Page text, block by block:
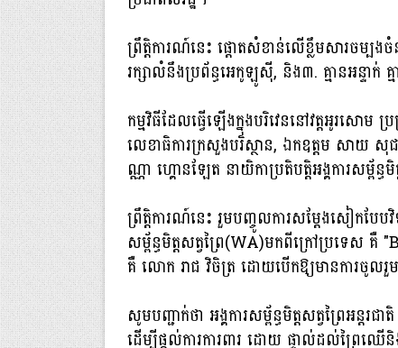
ព្រឹត្តិការណ៍នេះ ផ្តោតសំខាន់លើខ្លឹមសារចម្ប
រក្សាលំនឹងប្រព័ន្ធអេកូឡូស៊ី, និង៣. គ្មានអន្ទាក់ គ្
កម្មវិធីដែលធ្វើឡើងក្នុងបរិវេននៅវត្តអូរសោម
លេខាធិការក្រសួងបរិស្ថាន, ឯកឧត្តម សាយ
ណ្ណា ហ្គោនឡែត នាយិកាប្រតិបត្តិអង្គការសម្ព័ន្
ព្រឹត្តិការណ៍នេះ រួមបញ្ចូលការសម្ដែងសៀកបែ
សម្ព័ន្ធមិត្តសត្វព្រៃ(WA)មកពីក្រៅប្រទេស គឺ
គឺ លោក រាជ វិចិត្រ ដោយបើកឱ្យមានការចូល
សូមបញ្ជាក់ថា អង្គការសម្ព័ន្ធមិត្តសត្វព្រៃអន្
ដើម្បីផ្ដល់ការការពារ ដោយ ផ្ទាល់ដល់ព្រៃឈើនិ